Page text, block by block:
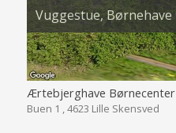
Vuggestue, Børnehave
Ærtebjerghave Børnecenter
Buen 1 , 4623 Lille Skensved